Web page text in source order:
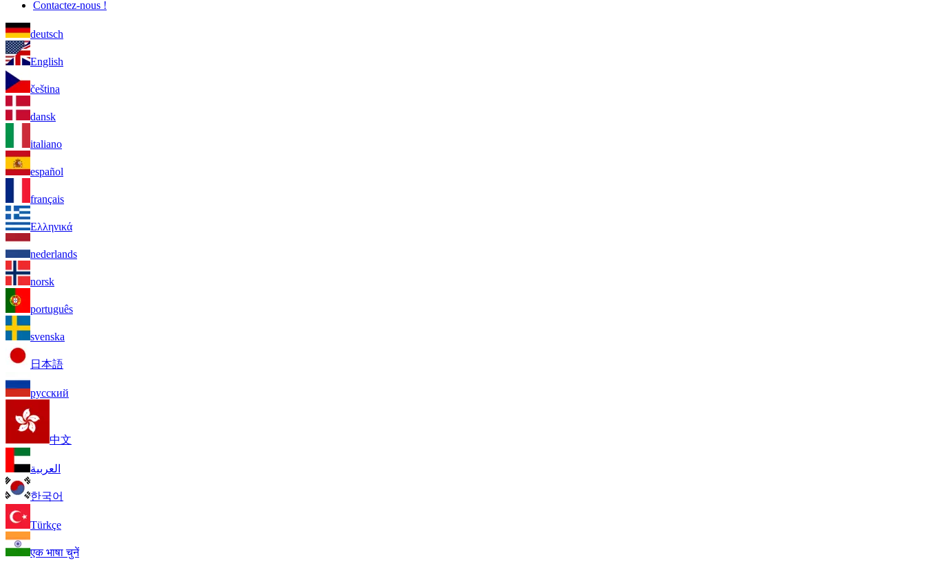
Contactez-nous !
deutsch
English
čeština
dansk
italiano
español
français
Ελληνικά
nederlands
norsk
português
svenska
日本語
русский
中文
العربية
한국어
Türkçe
एक भाषा चुनें